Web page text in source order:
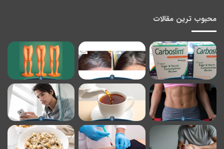
محبوب ترین مقالات